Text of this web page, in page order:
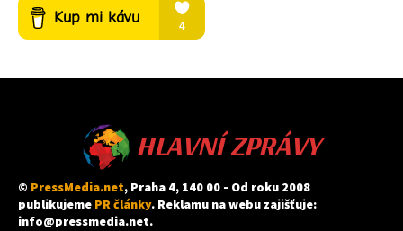
HLAVNÍ ZPRÁVY
© PressMedia.net, Praha 4, 140 00 - Od roku 2008
publikujeme PR články. Reklamu na webu zajišťuje:
info@pressmedia.net.